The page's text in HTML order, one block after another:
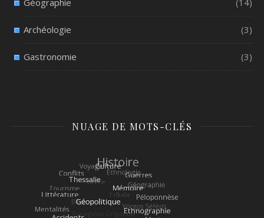
Archéologie (3)
Gastronomie (3)
NUAGE DE MOTS-CLÉS